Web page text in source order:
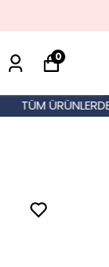
0
TÜM ÜRÜNLERDE 4